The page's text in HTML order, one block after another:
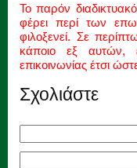
Το παρόν
φέρει περί των
φιλοξενεί. Σε
κάποιο εξ αυτών,
επικοινωνίας έτσι
Σχολιάστε